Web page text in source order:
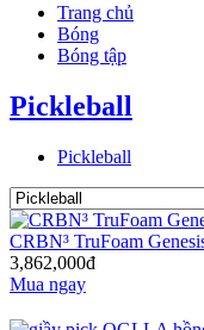
Trang chủ
Bóng
Bóng tập
Pickleball
Pickleball
CRBN³ TruFoam
3,862,000đ
Mua ngay